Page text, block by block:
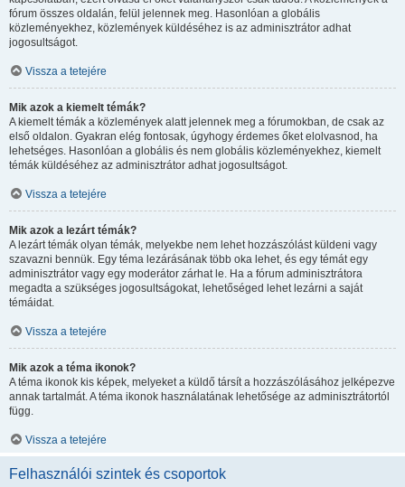
fórum összes oldalán, felül jelennek meg. Hasonlóan a globális
közleményekhez, közlemények küldéséhez is az adminisztrátor adhat
jogosultságot.
Vissza a tetejére
Mik azok a kiemelt témák?
A kiemelt témák a közlemények alatt jelennek meg a fórumokban, de csak az
első oldalon. Gyakran elég fontosak, úgyhogy érdemes őket elolvasnod, ha
lehetséges. Hasonlóan a globális és nem globális közleményekhez, kiemelt
témák küldéséhez az adminisztrátor adhat jogosultságot.
Vissza a tetejére
Mik azok a lezárt témák?
A lezárt témák olyan témák, melyekbe nem lehet hozzászólást küldeni vagy
szavazni bennük. Egy téma lezárásának több oka lehet, és egy témát egy
adminisztrátor vagy egy moderátor zárhat le. Ha a fórum adminisztrátora
megadta a szükséges jogosultságokat, lehetőséged lehet lezárni a saját
témáidat.
Vissza a tetejére
Mik azok a téma ikonok?
A téma ikonok kis képek, melyeket a küldő társít a hozzászólásához jelképezve
annak tartalmát. A téma ikonok használatának lehetősége az adminisztrátortól
függ.
Vissza a tetejére
Felhasználói szintek és csoportok